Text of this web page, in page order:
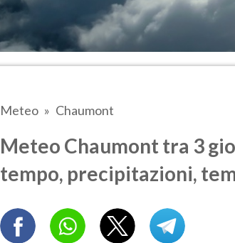
Meteo Chaumont
Meteo Chaumont tra 3
tempo, precipitazioni,